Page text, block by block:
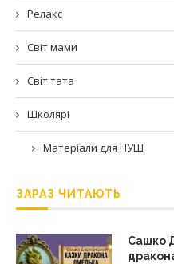
Релакс
Світ мами
Світ тата
Школярі
Матеріали для НУШ
ЗАРАЗ ЧИТАЮТЬ
Сашко